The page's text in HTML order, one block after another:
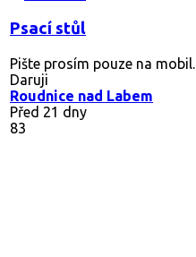
Psací stůl
Pište prosím pouze na mobil.
Daruji
Roudnice nad Labem
Před 21 dny
83